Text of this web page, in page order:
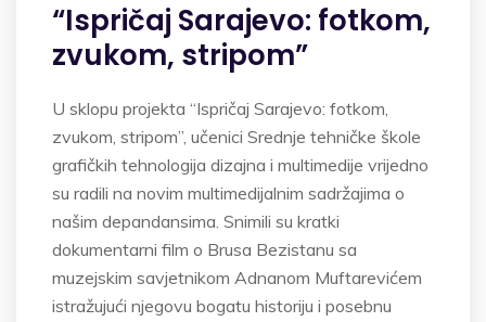
“Ispričaj Sarajevo: fotkom,
zvukom, stripom”
U sklopu projekta “Ispričaj Sarajevo: fotkom,
zvukom, stripom”, učenici Srednje tehničke škole
grafičkih tehnologija dizajna i multimedije vrijedno
su radili na novim multimedijalnim sadržajima o
našim depandansima. Snimili su kratki
dokumentarni film o Brusa Bezistanu sa
muzejskim savjetnikom Adnanom Muftarevićem
istražujući njegovu bogatu historiju i posebnu